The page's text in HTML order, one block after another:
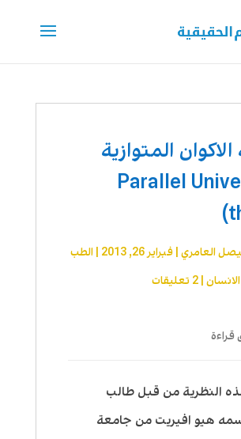
المتوازية
(Parallel
العامري| فبراير 26, 2013
الطب
| 2 تعليقات
النظرية من قبل طالب
هيو افيريت من جامعة